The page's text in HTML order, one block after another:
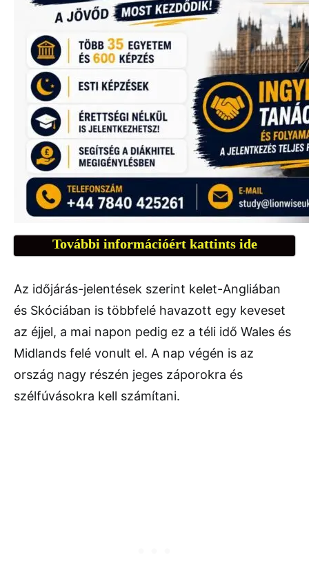
További információért kattints ide
Az időjárás-jelentések szerint kelet-Angliában
és Skóciában is többfelé havazott egy keveset
az éjjel, a mai napon pedig ez a téli idő Wales és
Midlands felé vonult el. A nap végén is az
ország nagy részén jeges záporokra és
szélfúvásokra kell számítani.